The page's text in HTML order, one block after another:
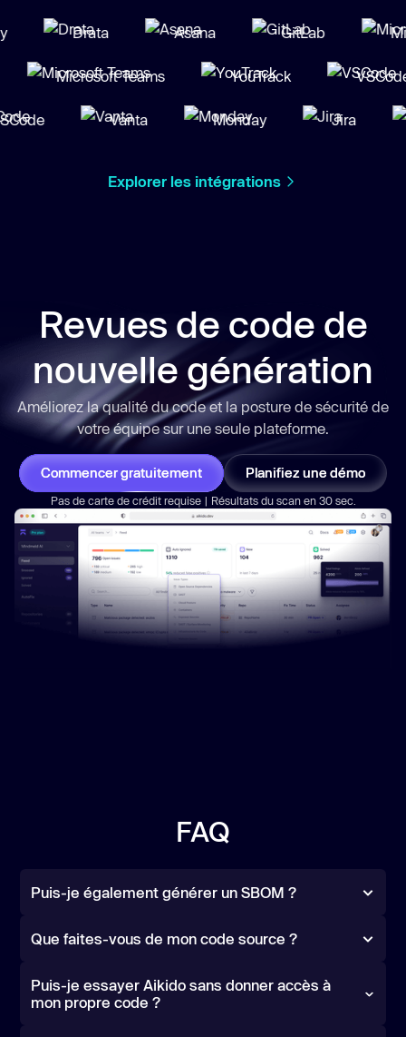
Drata Asana GitLab
Microsoft Teams YouTrack
Vanta Monday Jira
Explorer les intégrations
Revues de code de
nouvelle génération
Améliorez la qualité du code et la posture de sécurité de
votre équipe sur une seule plateforme.
Commencer gratuitement Planifiez une démo
Pas de carte de crédit requise | Résultats du scan en 30 sec.
FAQ
Puis-je également générer un SBOM ?
Que faites-vous de mon code source ?
Puis-je essayer Aikido sans donner accès à
mon propre code ?